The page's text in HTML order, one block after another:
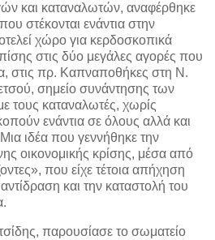
και καταναλωτών, αναφέρθηκε
στέκονται ενάντια στην
χώρο για κερδοσκοπικά
στις δύο μεγάλες αγορές που
στις πρ. Καπναποθήκες στη Ν.
σημείο συνάντησης των
τους καταναλωτές, χωρίς
ενάντια σε όλους αλλά και
ιδέα που γεννήθηκε την
οικονομικής κρίσης, μέσα από
που είχε τέτοια απήχηση
και την καταστολή του
παρουσίασε το σωματείο